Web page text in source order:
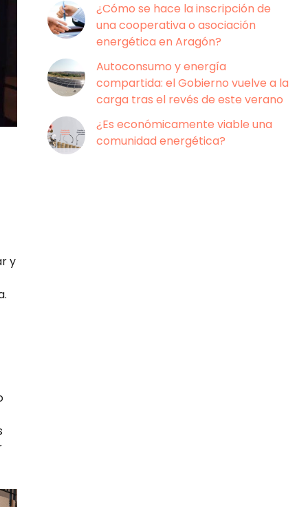
y
¿Cómo se hace la inscripción de
una cooperativa o asociación
energética en Aragón?
Autoconsumo y energía
compartida: el Gobierno vuelve a la
carga tras el revés de este verano
¿Es económicamente viable una
comunidad energética?